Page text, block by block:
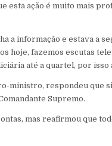
esta ação é muito mais
a informação e estava a
hoje, fazemos escutas
até a quartel, por
ministro, respondeu que
Supremo.
mas reafirmou que